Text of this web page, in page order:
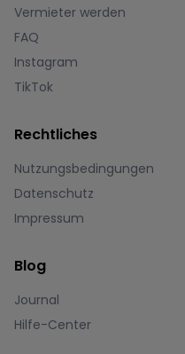
Vermieter werden
FAQ
Instagram
TikTok
Rechtliches
Nutzungsbedingungen
Datenschutz
Impressum
Blog
Journal
Hilfe-Center